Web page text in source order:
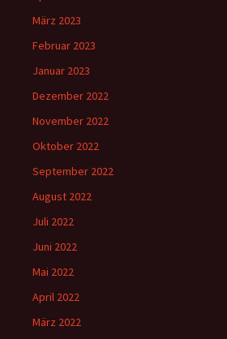
März 2023
Februar 2023
Januar 2023
Dezember 2022
November 2022
Oktober 2022
September 2022
August 2022
Juli 2022
Juni 2022
Mai 2022
April 2022
März 2022